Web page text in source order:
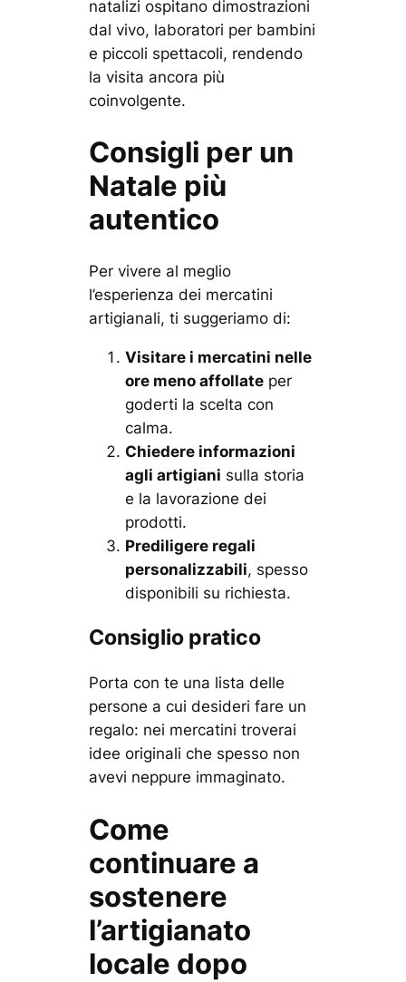
natalizi ospitano dimostrazioni
dal vivo, laboratori per bambini
e piccoli spettacoli, rendendo
la visita ancora più
coinvolgente.
Consigli per un
Natale più
autentico
Per vivere al meglio
l’esperienza dei mercatini
artigianali, ti suggeriamo di:
Visitare i mercatini nelle
ore meno affollateper
goderti la scelta con
calma.
Chiedere informazioni
agli artigiani sulla storia
e la lavorazione dei
prodotti.
Prediligere regali
personalizzabili, spesso
disponibili su richiesta.
Consiglio pratico
Porta con te una lista delle
persone a cui desideri fare un
regalo: nei mercatini troverai
idee originali che spesso non
avevi neppure immaginato.
Come
continuare a
sostenere
l’artigianato
locale dopo